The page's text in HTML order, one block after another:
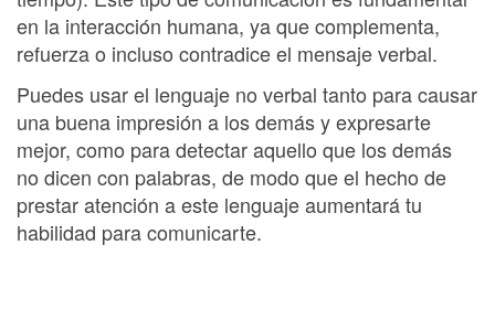
en la interacción humana, ya que complementa,
refuerza o incluso contradice el mensaje verbal.
Puedes usar el lenguaje no verbal tanto para causar
una buena impresión a los demás y expresarte
mejor, como para detectar aquello que los demás
no dicen con palabras, de modo que el hecho de
prestar atención a este lenguaje aumentará tu
habilidad para comunicarte.